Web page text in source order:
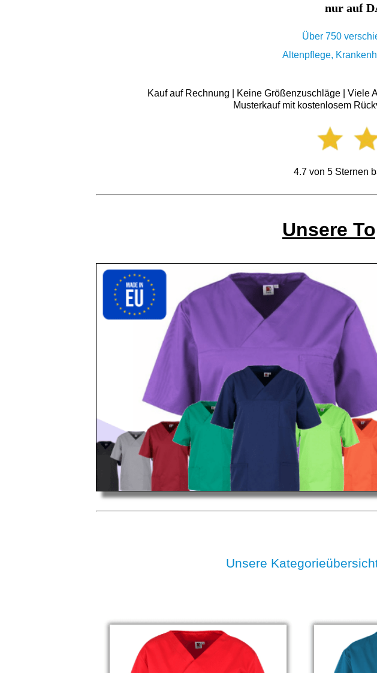
nur auf
Über 750
Altenpflege,
Kauf auf Rechnung | Keine Größenzuschläge | Viele
Musterkauf mit kostenlosem
4.7von 5Sternen
Unsere
Unsere